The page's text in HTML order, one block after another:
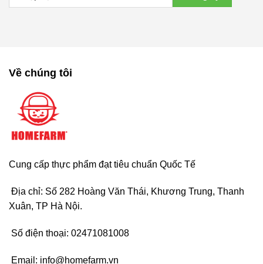
Về chúng tôi
Cung cấp thực phẩm đạt tiêu chuẩn Quốc Tế
Địa chỉ: Số 282 Hoàng Văn Thái, Khương Trung, Thanh
Xuân, TP Hà Nội.
Số điện thoại: 02471081008
Email: info@homefarm.vn